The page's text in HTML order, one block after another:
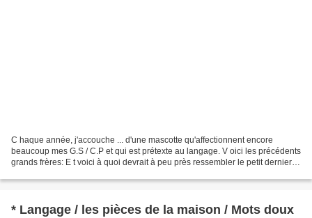
C haque année, j'accouche ... d'une mascotte qu'affectionnent encore
beaucoup mes G.S / C.P et qui est prétexte au langage. V oici les précédents
grands frères: E t voici à quoi devrait à peu près ressembler le petit dernier:
* Langage / les pièces de la maison / Mots doux